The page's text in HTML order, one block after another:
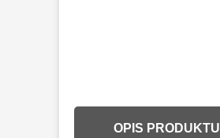
OPIS PRODUKTU